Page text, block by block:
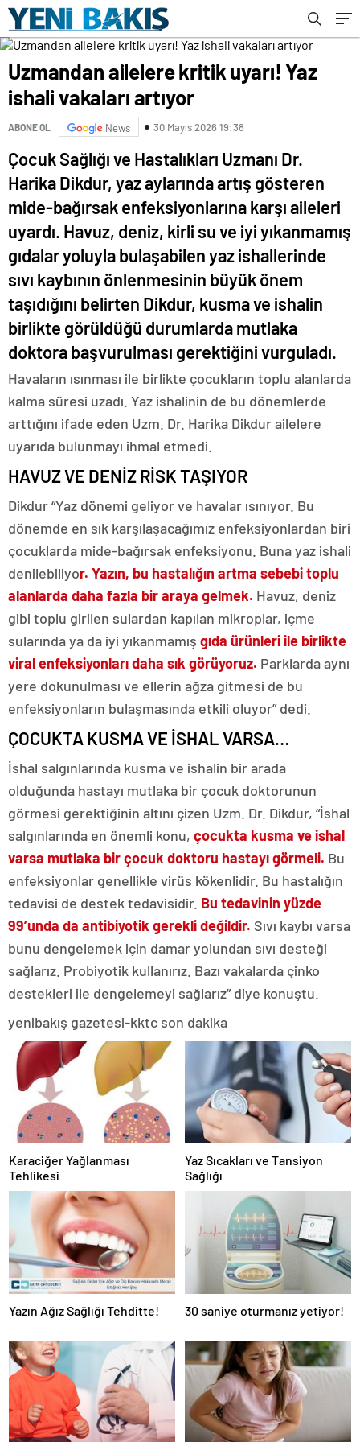
Uzmandan ailelere kritik uyarı! Yaz
ishali vakaları artıyor
ABONE OL News 30 Mayıs 2026 19:38
Çocuk Sağlığı ve Hastalıkları Uzmanı Dr.
Harika Dikdur, yaz aylarında artış gösteren
mide-bağırsak enfeksiyonlarına karşı aileleri
uyardı. Havuz, deniz, kirli su ve iyi yıkanmamış
gıdalar yoluyla bulaşabilen yaz ishallerinde
sıvı kaybının önlenmesinin büyük önem
taşıdığını belirten Dikdur, kusma ve ishalin
birlikte görüldüğü durumlarda mutlaka
doktora başvurulması gerektiğini vurguladı.
Havaların ısınması ile birlikte çocukların toplu alanlarda
kalma süresi uzadı. Yaz ishalinin de bu dönemlerde
arttığını ifade eden Uzm. Dr. Harika Dikdur ailelere
uyarıda bulunmayı ihmal etmedi.
HAVUZ VE DENİZ RİSK TAŞIYOR
Dikdur “Yaz dönemi geliyor ve havalar ısınıyor. Bu
dönemde en sık karşılaşacağımız enfeksiyonlardan biri
çocuklarda mide-bağırsak enfeksiyonu. Buna yaz ishali
denilebiliyor. Yazın, bu hastalığın artma sebebi toplu
alanlarda daha fazla bir araya gelmek. Havuz, deniz
gibi toplu girilen sulardan kapılan mikroplar, içme
sularında ya da iyi yıkanmamış gıda ürünleri ile birlikte
viral enfeksiyonları daha sık görüyoruz. Parklarda aynı
yere dokunulması ve ellerin ağza gitmesi de bu
enfeksiyonların bulaşmasında etkili oluyor” dedi.
ÇOCUKTA KUSMA VE İSHAL VARSA…
İshal salgınlarında kusma ve ishalin bir arada
olduğunda hastayı mutlaka bir çocuk doktorunun
görmesi gerektiğinin altını çizen Uzm. Dr. Dikdur, “İshal
salgınlarında en önemli konu, çocukta kusma ve ishal
varsa mutlaka bir çocuk doktoru hastayı görmeli. Bu
enfeksiyonlar genellikle virüs kökenlidir. Bu hastalığın
tedavisi de destek tedavisidir. Bu tedavinin yüzde
99’unda da antibiyotik gerekli değildir. Sıvı kaybı varsa
bunu dengelemek için damar yolundan sıvı desteği
sağlarız. Probiyotik kullanırız. Bazı vakalarda çinko
destekleri ile dengelemeyi sağlarız” diye konuştu.
yenibakış gazetesi-kktc son dakika
Karaciğer Yağlanması
Tehlikesi
Yaz Sıcakları ve Tansiyon
Sağlığı
Yazın Ağız Sağlığı Tehditte! 30 saniye oturmanız yetiyor!